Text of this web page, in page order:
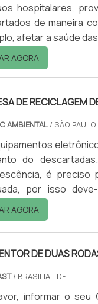
hospitalares,
de maneira
afetar a saúde
correta, o
em danos
chorume que se
AGORA
DE RECICLAGEM
AMBIENTAL/ SÃO PAULO
do
é preciso
por isso
na natureza
Por isso, a
AGORA
DE DUAS
/ BRASILIA - DF
informar o seu